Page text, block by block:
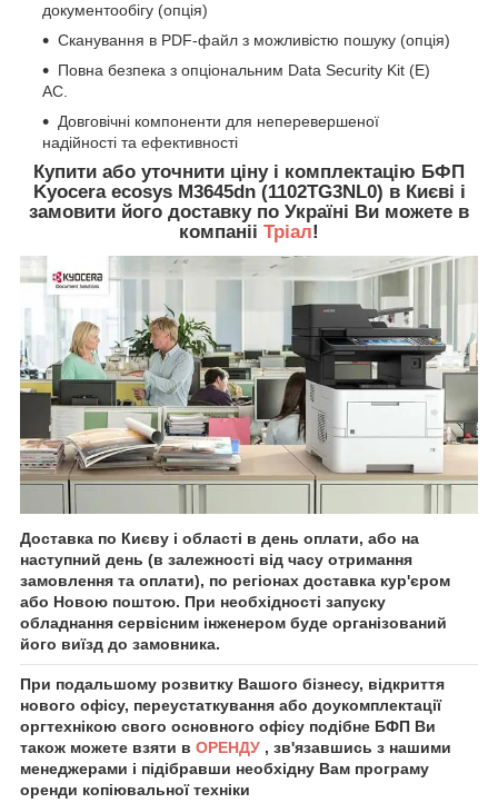
документообігу (опція)
Сканування в PDF-файл з можливістю пошуку (опція)
Повна безпека з опціональним Data Security Kit (E)
AC.
Довговічні компоненти для неперевершеної
надійності та ефективності
Купити або уточнити ціну і комплектацію БФП
Kyocera ecosys M3645dn (1102TG3NL0) в Києві і
замовити його доставку по Україні Ви можете в
компаніі Тріал!
Доставка по Києву і області в день оплати, або на
наступний день (в залежності від часу отримання
замовлення та оплати), по регіонах доставка кур'єром
або Новою поштою. При необхідності запуску
обладнання сервісним інженером буде організований
його виїзд до замовника.
При подальшому розвитку Вашого бізнесу, відкриття
нового офісу, переустаткування або доукомплектації
оргтехнікою свого основного офісу подібне БФП Ви
також можете взяти в ОРЕНДУ , зв'язавшись з нашими
менеджерами і підібравши необхідну Вам програму
оренди копіювальної техніки